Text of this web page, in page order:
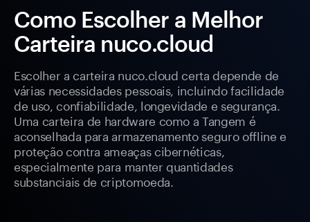
Como Escolher a Melhor
Carteira nuco.cloud
Escolher a carteira nuco.cloud certa depende de
várias necessidades pessoais, incluindo facilidade
de uso, confiabilidade, longevidade e segurança.
Uma carteira de hardware como a Tangem é
aconselhada para armazenamento seguro offline e
proteção contra ameaças cibernéticas,
especialmente para manter quantidades
substanciais de criptomoeda.